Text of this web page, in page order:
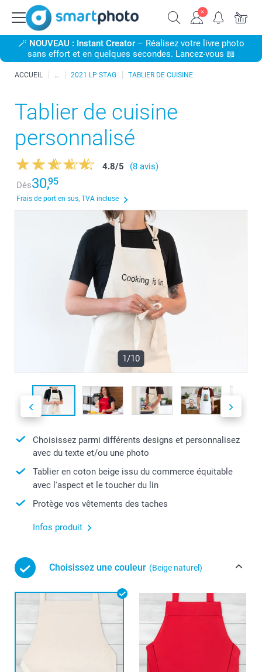
🪄 NOUVEAU : Instant Creator– Réalisez votre livre photo
sans effort et en quelques secondes. Lancez-vous 📖
ACCUEIL 2021 LP STAG TABLIER DE CUISINE
Tablier de cuisine
personnalisé
4.8/5
(8 avis)
Dès30,95
Frais de port en sus, TVA incluse
1/10
Choisissez parmi différents designs et personnalisez
avec du texte et/ou une photo
Tablier en coton beige issu du commerce équitable
avec l'aspect et le toucher du lin
Protège vos vêtements des taches
Infos produit
Choisissez une couleur (Beige naturel)